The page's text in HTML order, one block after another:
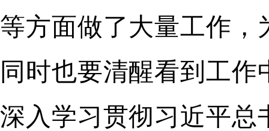
等方面做了大量工作
同时也要清醒看到工
深入学习贯彻习近平总